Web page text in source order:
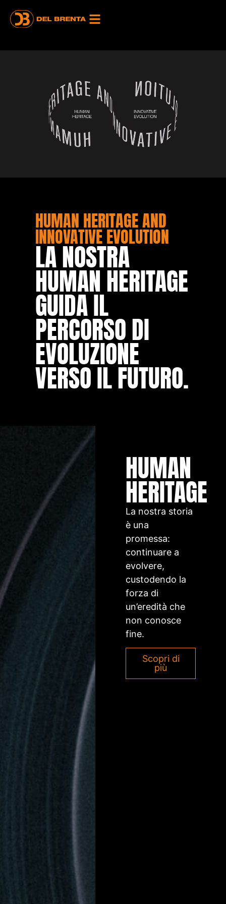
HUMAN HERITAGE AND
INNOVATIVE EVOLUTION
LA NOSTRA
HUMAN HERITAGE
GUIDA IL
PERCORSO DI
EVOLUZIONE
VERSO IL FUTURO.
HUMAN
HERITAGE
La nostra storia
è una
promessa:
continuare a
evolvere,
custodendo la
forza di
un’eredità che
non conosce
fine.
Scopri di
più